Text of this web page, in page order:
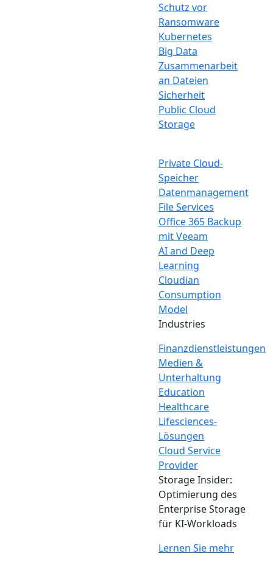
Schutz vor
Ransomware
Kubernetes
Big Data
Zusammenarbeit
an Dateien
Sicherheit
Public Cloud
Storage
Private Cloud-
Speicher
Datenmanagement
File Services
Office 365 Backup
mit Veeam
AI and Deep
Learning
Cloudian
Consumption
Model
Industries
Finanzdienstleistungen
Medien &
Unterhaltung
Education
Healthcare
Lifesciences-
Lösungen
Cloud Service
Provider
Storage Insider:
Optimierung des
Enterprise Storage
für KI-Workloads
Lernen Sie mehr